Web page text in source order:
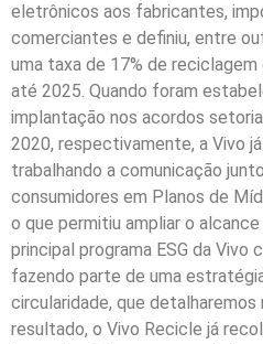
eletrônicos aos fabricantes,
comerciantes e definiu, entre
uma taxa de 17% de
até 2025. Quando foram
implantação nos acordos
2020, respectivamente, a Vivo
trabalhando a comunicação
consumidores em Planos de
o que permitiu ampliar o
principal programa ESG da Vivo
fazendo parte de uma
circularidade, que detalharemos
resultado, o Vivo Recicle já